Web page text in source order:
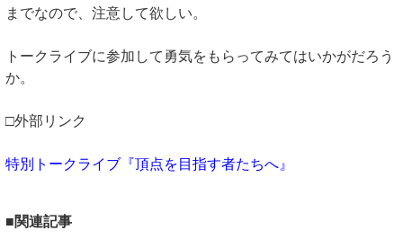
までなので、注意して欲しい。
トークライブに参加して勇気をもらってみてはいかがだろう
か。
□外部リンク
特別トークライブ『頂点を目指す者たちへ』
■関連記事